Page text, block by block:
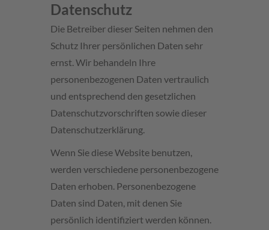
Datenschutz
Die Betreiber dieser Seiten nehmen den
Schutz Ihrer persönlichen Daten sehr
ernst. Wir behandeln Ihre
personenbezogenen Daten vertraulich
und entsprechend den gesetzlichen
Datenschutzvorschriften sowie dieser
Datenschutzerklärung.
Wenn Sie diese Website benutzen,
werden verschiedene personenbezogene
Daten erhoben. Personenbezogene
Daten sind Daten, mit denen Sie
persönlich identifiziert werden können.